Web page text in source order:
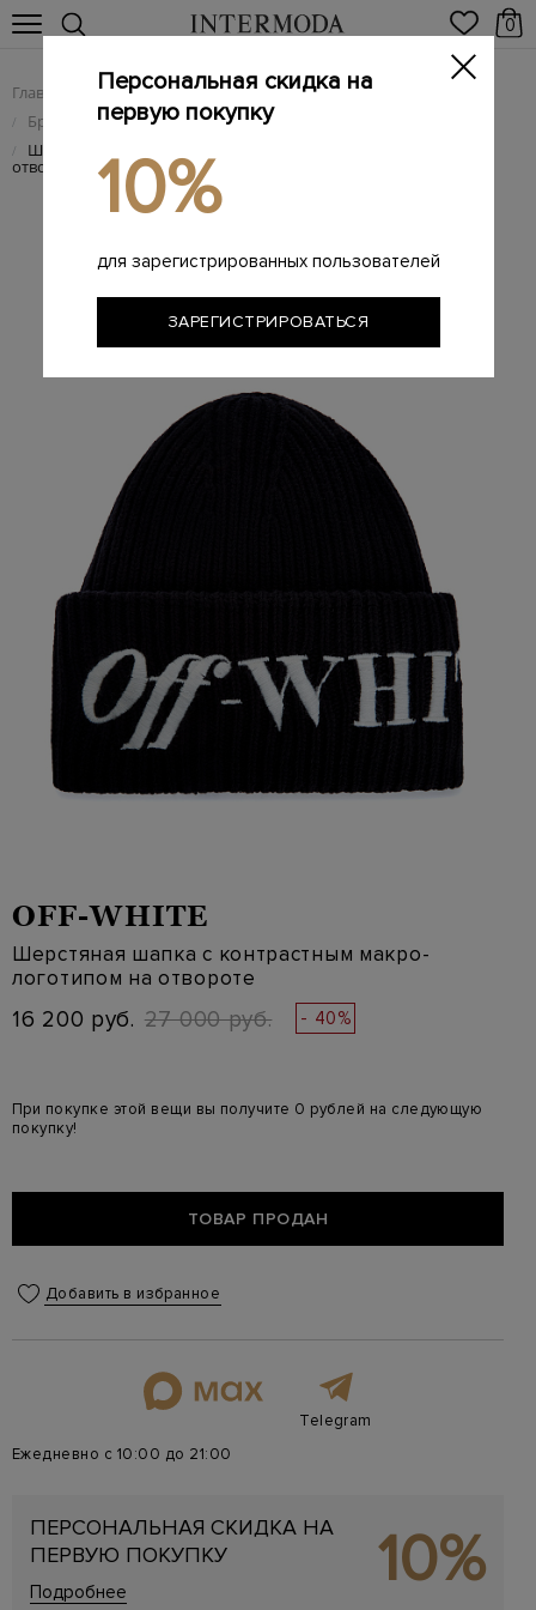
0
Главная Женщинам / Брендовые женские аксессуары
/ Брендовые женские головные уборы
/ Шерстяная шапка с контрастным макро-логотипом на
отвороте
OFF-WHITE
Шерстяная шапка с контрастным макро-
логотипом на отвороте
16 200 руб. 27 000 руб. - 40%
При покупке этой вещи вы получите 0 рублей на следующую
покупку!
ТОВАР ПРОДАН
Добавить в избранное
Telegram
Ежедневно с 10:00 до 21:00
ПЕРСОНАЛЬНАЯ СКИДКА НА
ПЕРВУЮ ПОКУПКУ
Подробнее 10%
Персональная скидка на
первую покупку
10%
для зарегистрированных пользователей
ЗАРЕГИСТРИРОВАТЬСЯ